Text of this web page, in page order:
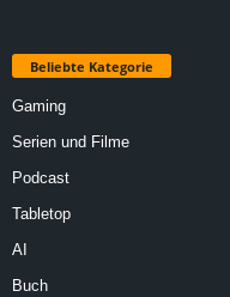
Beliebte Kategorie
Gaming
Serien und Filme
Podcast
Tabletop
AI
Buch